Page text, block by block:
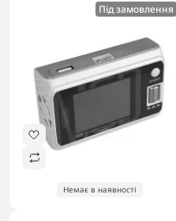
Під замовлення
Немає в наявності